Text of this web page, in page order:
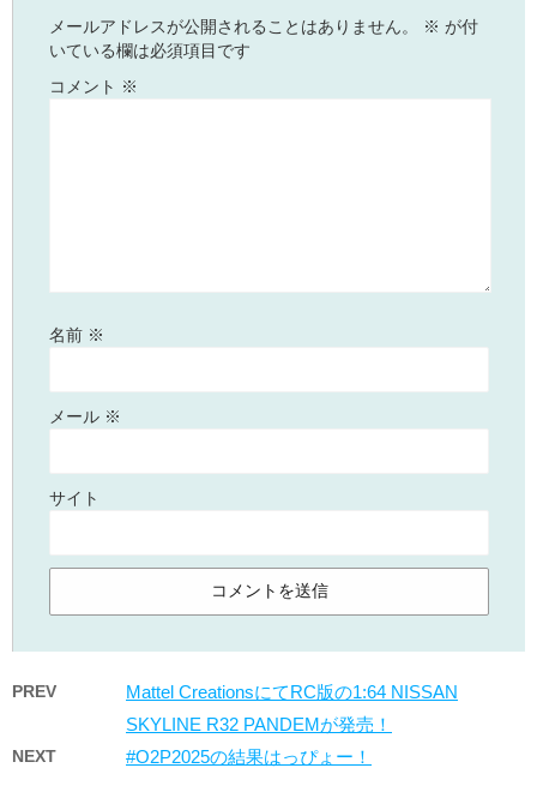
メールアドレスが公開されることはありません。 ※ が付
いている欄は必須項目です
コメント ※
名前 ※
メール ※
サイト
PREV
Mattel CreationsにてRC版の1:64 NISSAN
SKYLINE R32 PANDEMが発売！
NEXT #O2P2025の結果はっぴょー！